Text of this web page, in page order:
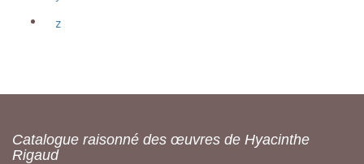
z
Catalogue raisonné des œuvres de Hyacinthe
Rigaud